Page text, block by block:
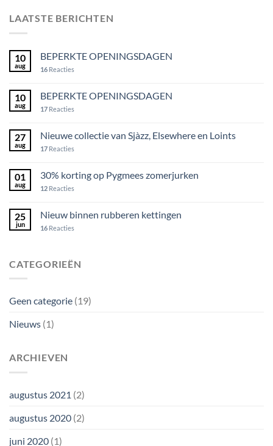
LAATSTE BERICHTEN
10
aug
BEPERKTE OPENINGSDAGEN
16 Reacties
10
aug
BEPERKTE OPENINGSDAGEN
17 Reacties
27
aug
Nieuwe collectie van Sjàzz, Elsewhere en Loints
17 Reacties
01
aug
30% korting op Pygmees zomerjurken
12 Reacties
25
jun
Nieuw binnen rubberen kettingen
16 Reacties
CATEGORIEËN
Geen categorie (19)
Nieuws (1)
ARCHIEVEN
augustus 2021 (2)
augustus 2020 (2)
juni 2020 (1)